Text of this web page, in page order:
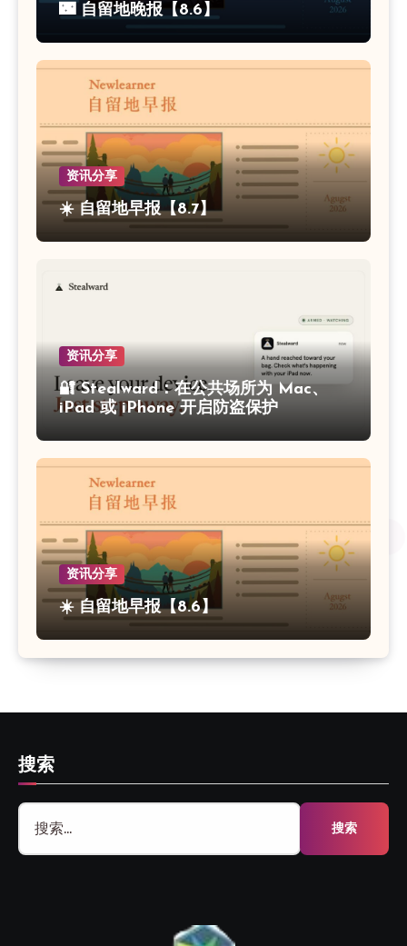
🌃 自留地晚报【8.6】
资讯分享
☀️ 自留地早报【8.7】
资讯分享
🔐 Stealward：在公共场所为 Mac、
iPad 或 iPhone 开启防盗保护
资讯分享
☀️ 自留地早报【8.6】
搜索
搜
索：